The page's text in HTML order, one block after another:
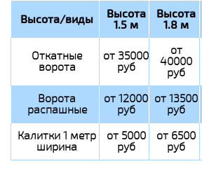
Высота/виды Высота
1.5 м
Высота
1.8 м
Откатные
ворота
от 35000
руб
от
40000
руб
Ворота
распашные
от 12000
руб
от 13500
руб
Калитки 1 метр
ширина
от 5000
руб
от 6500
руб